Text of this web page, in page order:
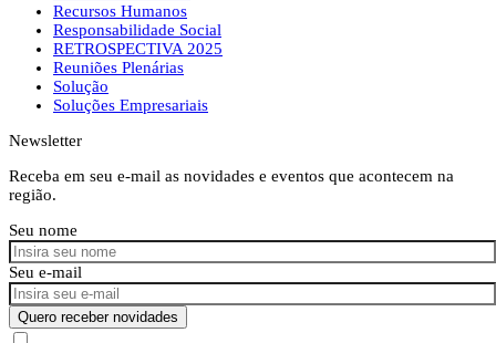
Recursos Humanos
Responsabilidade Social
RETROSPECTIVA 2025
Reuniões Plenárias
Solução
Soluções Empresariais
Newsletter
Receba em seu e-mail as novidades e eventos que acontecem na
região.
Seu nome
Seu e-mail
Quero receber novidades